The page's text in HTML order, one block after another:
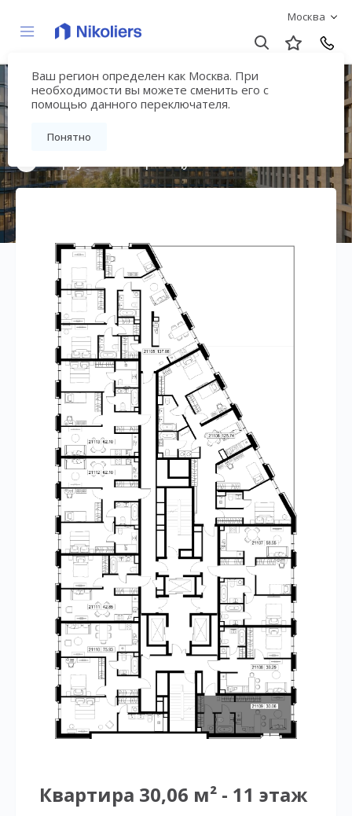
Москва
Ваш регион определен как Москва. При
необходимости вы можете сменить его с
помощью данного переключателя.
Понятно
Премиальный дом
«МИРА»
Квартира 30,06 м² - 11 этаж